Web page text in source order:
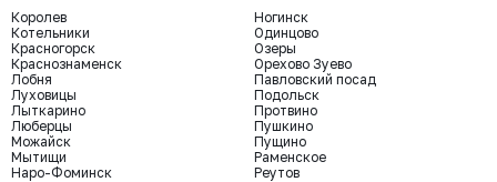
Королев
Котельники
Красногорск
Краснознаменск
Лобня
Луховицы
Лыткарино
Люберцы
Можайск
Мытищи
Наро-Фоминск
Ногинск
Одинцово
Озеры
Орехово Зуево
Павловский посад
Подольск
Протвино
Пушкино
Пущино
Раменское
Реутов